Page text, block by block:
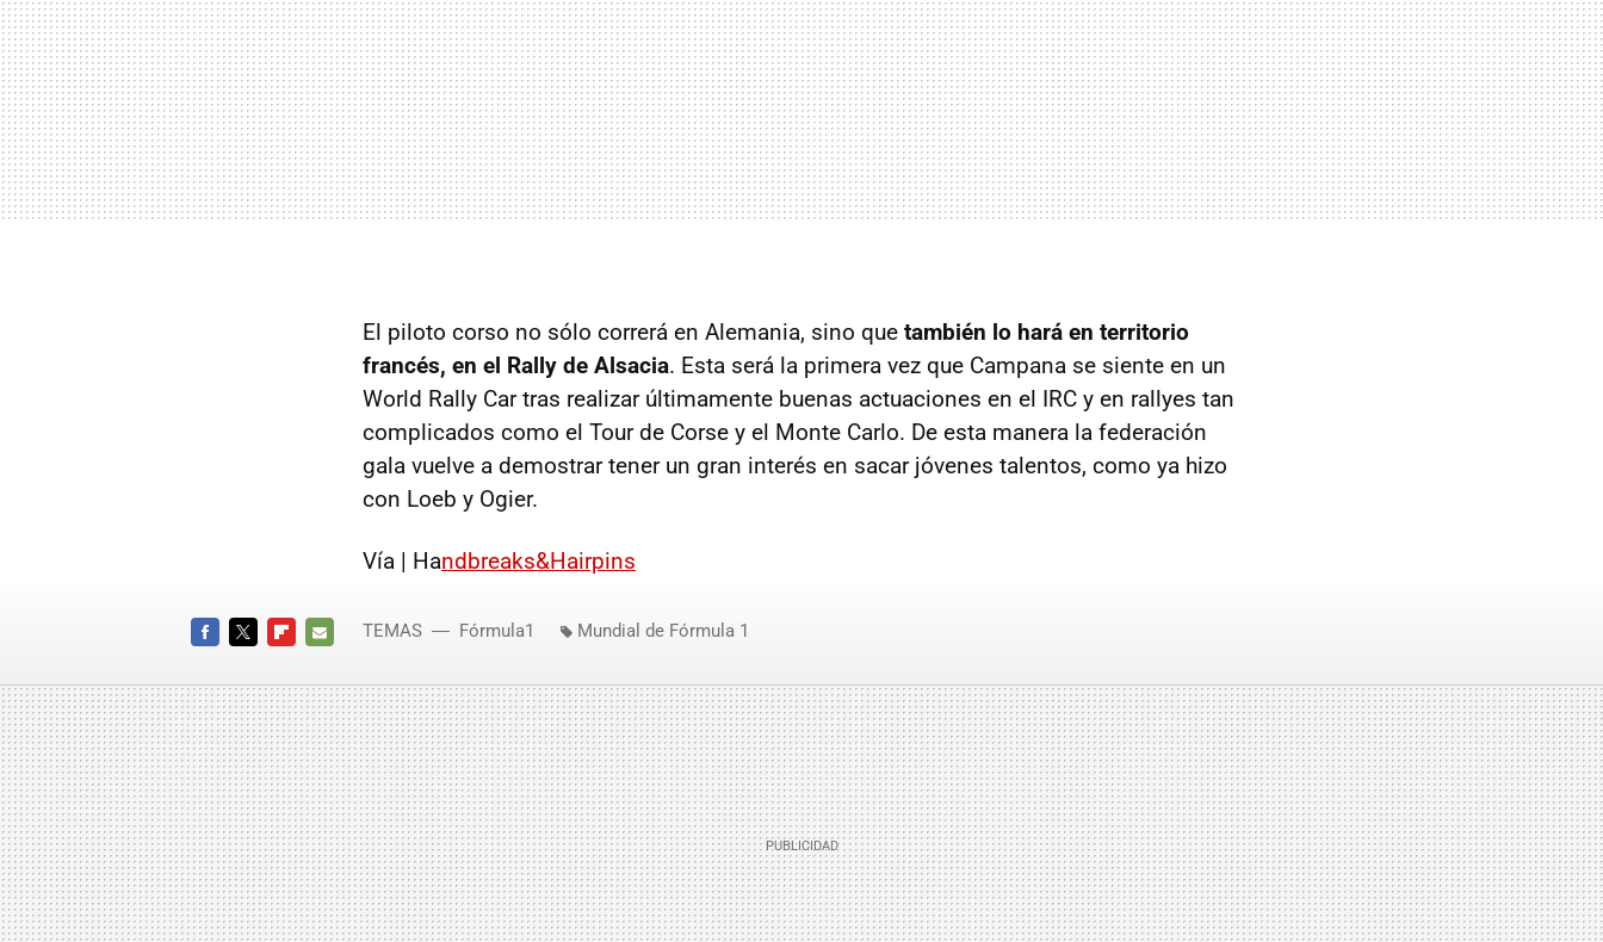
El piloto corso no sólo correrá en Alemania, sino que también lo hará en territorio
francés, en el Rally de Alsacia. Esta será la primera vez que Campana se siente en un
World Rally Car tras realizar últimamente buenas actuaciones en el IRC y en rallyes tan
complicados como el Tour de Corse y el Monte Carlo. De esta manera la federación
gala vuelve a demostrar tener un gran interés en sacar jóvenes talentos, como ya hizo
con Loeb y Ogier.
Vía | Handbreaks&Hairpins
MAIL
TEMAS Fórmula1 Mundial de Fórmula 1